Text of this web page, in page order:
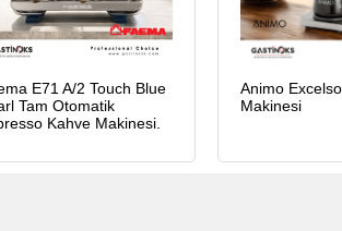
E71 A/2 Touch Blue
Tam Otomatik
Kahve Makinesi,
Animo
Makinesi